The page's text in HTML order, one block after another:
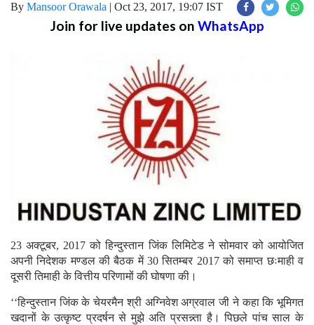
By Mansoor Orawala | Oct 23, 2017, 19:07 IST
Join for live updates on WhatsApp
23 अक्टूबर, 2017 को हिन्दुस्तान जिंक लिमिटेड ने सोमवार को आयोजित
अपनी निदेशक मण्डल की बैठक में 30 सितम्बर 2017 को समाप्त छःमाही व
दूसरी तिमाही के वित्तीय परिणामों की घोषणा की।
‘‘हिन्दुस्तान जिंक के चेयरमैन श्री अग्निवेश अग्रवाल जी ने कहा कि भूमिगत
खदानों के उत्कृष्ट प्रदर्षन से मुझे अति प्रसन्न्ता है। पिछले पांच साल के